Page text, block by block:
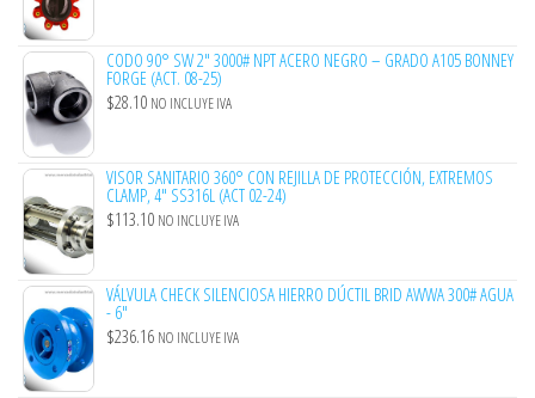
CODO 90° SW 2″ 3000# NPT ACERO NEGRO – GRADO A105 BONNEY
FORGE (ACT. 08-25)
$28.10 NO INCLUYE IVA
VISOR SANITARIO 360° CON REJILLA DE PROTECCIÓN, EXTREMOS
CLAMP, 4" SS316L (ACT 02-24)
$113.10 NO INCLUYE IVA
VÁLVULA CHECK SILENCIOSA HIERRO DÚCTIL BRID AWWA 300# AGUA
- 6"
$236.16 NO INCLUYE IVA